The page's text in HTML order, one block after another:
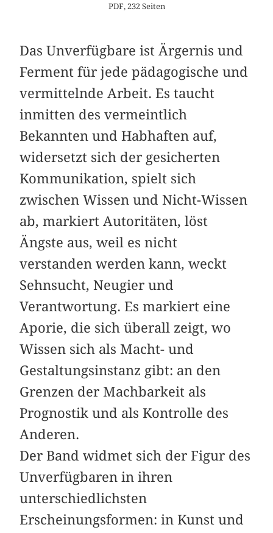
PDF, 232 Seiten
Das Unverfügbare ist Ärgernis und
Ferment für jede pädagogische und
vermittelnde Arbeit. Es taucht
inmitten des vermeintlich
Bekannten und Habhaften auf,
widersetzt sich der gesicherten
Kommunikation, spielt sich
zwischen Wissen und Nicht-Wissen
ab, markiert Autoritäten, löst
Ängste aus, weil es nicht
verstanden werden kann, weckt
Sehnsucht, Neugier und
Verantwortung. Es markiert eine
Aporie, die sich überall zeigt, wo
Wissen sich als Macht- und
Gestaltungsinstanz gibt: an den
Grenzen der Machbarkeit als
Prognostik und als Kontrolle des
Anderen.
Der Band widmet sich der Figur des
Unverfügbaren in ihren
unterschiedlichsten
Erscheinungsformen: in Kunst und